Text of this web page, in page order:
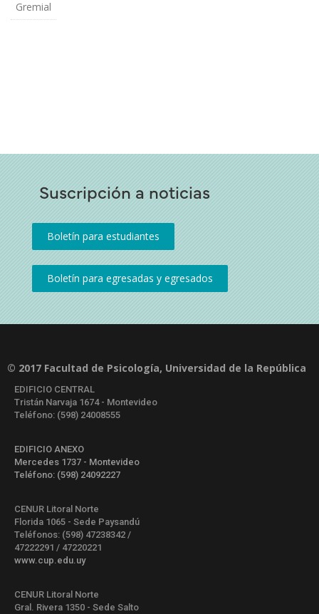
Gremial
Suscripción a noticias
© 2017 Facultad de Psicología, Universidad de la República
EDIFICIO CENTRAL
Tristán Narvaja 1674 - Montevideo
Teléfono: (598) 24008555
EDIFICIO ANEXO
Mercedes 1737 - Montevideo
Teléfono: (598) 24092227
CENUR Litoral Norte
Florida 1065 - Sede Paysandú
Teléfonos: (598) 47238342 /
47222291 / 47220221
www.cup.edu.uy
CENUR Litoral Norte
Gral. Rivera 1350 - Sede Salto